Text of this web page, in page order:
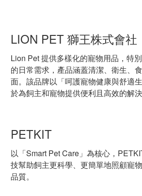
LION PET 獅王株式會社
Lion Pet 提供多樣化的寵物用品，特
的日常需求，產品涵蓋清潔、衛生、
面。該品牌以「呵護寵物健康與舒適
於為飼主和寵物提供便利且高效的解決
PETKIT
以「Smart Pet Care」為核心，
技幫助飼主更科學、更簡單地照顧寵
品質。